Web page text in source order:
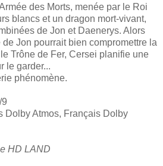
des Morts, menée par le Roi
blancs et un dragon mort-vivant,
de Jon et Daenerys. Alors
Jon pourrait bien compromettre la
Trône de Fer, Cersei planifie une
le garder...
phénomène.
Dolby Atmos, Français Dolby
HD LAND